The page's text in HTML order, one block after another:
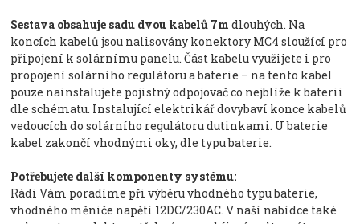
Sestava obsahuje sadu dvou kabelů 7m dlouhých. Na
koncích kabelů jsou nalisovány konektory MC4 sloužící pro
připojení k solárnímu panelu. Část kabelu využijete i pro
propojení solárního regulátoru a baterie – na tento kabel
pouze nainstalujete pojistný odpojovač co nejblíže k baterii
dle schématu. Instalující elektrikář dovybaví konce kabelů
vedoucích do solárního regulátoru dutinkami. U baterie
kabel zakončí vhodnými oky, dle typu baterie.
Potřebujete další komponenty systému:
Rádi Vám poradíme při výběru vhodného typu baterie,
vhodného měniče napětí 12DC/230AC. V naší nabídce také